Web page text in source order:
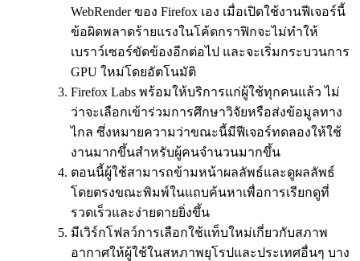
WebRender ของ Firefox เอง เมื่อเปิดใช้งานฟีเจอร์นี้
ข้อผิดพลาดร้ายแรงในโค้ดกราฟิกจะไม่ทำให้
เบราว์เซอร์ขัดข้องอีกต่อไป และจะเริ่มกระบวนการ
GPU ใหม่โดยอัตโนมัติ
Firefox Labs พร้อมให้บริการแก่ผู้ใช้ทุกคนแล้ว ไม่
ว่าจะเลือกเข้าร่วมการศึกษาวิจัยหรือส่งข้อมูลทาง
ไกล ซึ่งหมายความว่าขณะนี้มีฟีเจอร์ทดลองให้ใช้
งานมากขึ้นสำหรับผู้คนจำนวนมากขึ้น
ตอนนี้ผู้ใช้สามารถข้ามหน้าผลลัพธ์และดูผลลัพธ์
โดยตรงขณะพิมพ์ในแถบค้นหาเพื่อการเรียกดูที่
รวดเร็วและง่ายดายยิ่งขึ้น
มีเวิร์กโฟลว์การเลือกใช้แท็บใหม่เกี่ยวกับสภาพ
อากาศให้ผู้ใช้ในสหภาพยุโรปและประเทศอื่นๆ บาง